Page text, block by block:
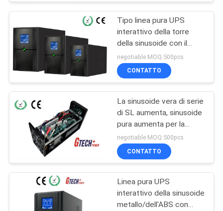
Invertitore di potere
Mini CC UPS
Tipo linea pura UPS
interattivo della torre
della sinusoide con il
materiale
metallo/dell'ABS
negotiable MOQ:500pcs
CONTATTO
La sinusoide vera di serie
di SL aumenta, sinusoide
pura aumenta per la
macchina/computer di
posizione
negotiable MOQ:500pcs
CONTATTO
Linea pura UPS
interattivo della sinusoide
metallo/dell'ABS con